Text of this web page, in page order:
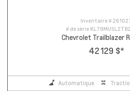
Inventaire #
# de série
Chevrolet Trailblazer
42 129 $*
Automatique